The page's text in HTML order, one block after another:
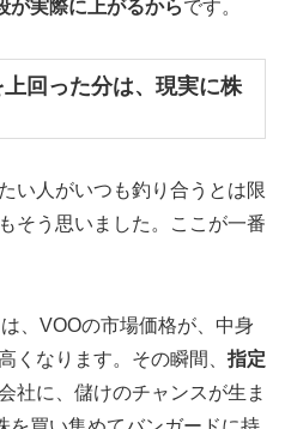
が実際に上がるからです。
回った分は、現実に株
い人がいつも釣り合うとは限
う思いました。ここが一番
、VOOの市場価格が、中身
くなります。その瞬間、 指定
社に、儲けのチャンスが生ま